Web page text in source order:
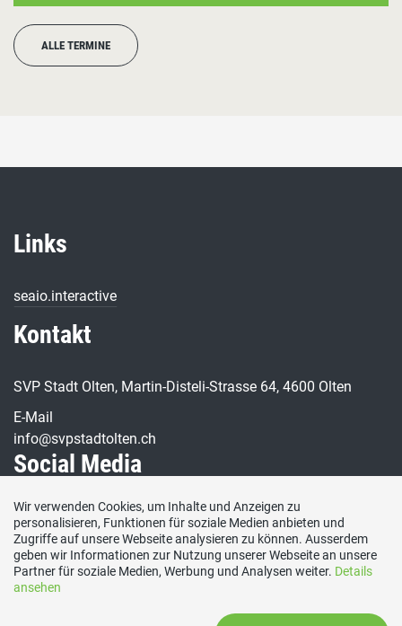
ALLE TERMINE
Links
seaio.interactive
Kontakt
SVP Stadt Olten, Martin-Disteli-Strasse 64, 4600 Olten
E-Mail
info@svpstadtolten.ch
Social Media
Besuchen Sie uns bei:
Wir verwenden Cookies, um Inhalte und Anzeigen zu
personalisieren, Funktionen für soziale Medien anbieten und
Zugriffe auf unsere Webseite analysieren zu können. Ausserdem
geben wir Informationen zur Nutzung unserer Webseite an unsere
Partner für soziale Medien, Werbung und Analysen weiter. Details
ansehen